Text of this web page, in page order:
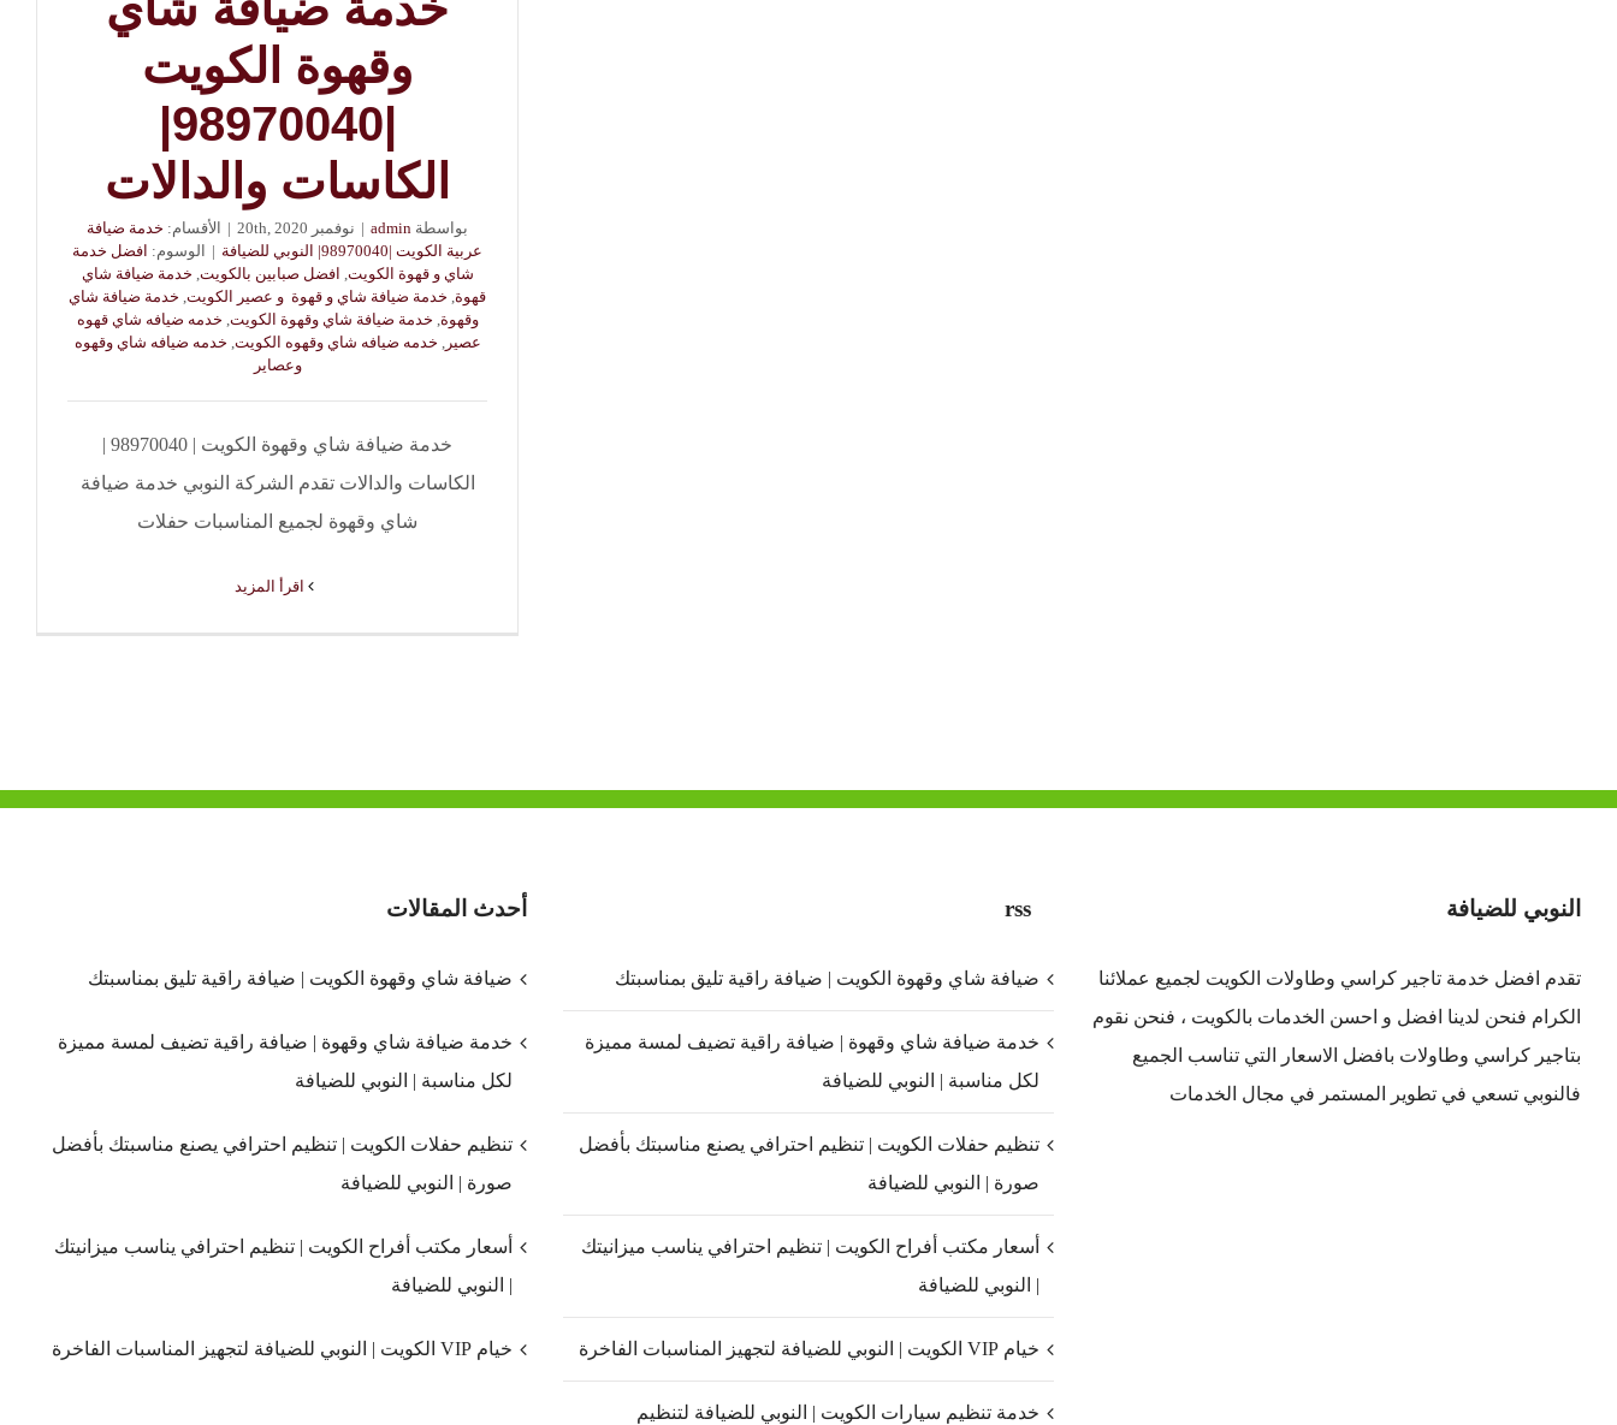
وقهوة الكويت
|98970040|
الكاسات والدالات
بواسطة admin
| نوفمبر 20th, 2020 | الأقسام: خدمة ضيافة
عربية الكويت |98970040| النوبي للضيافة
| الوسوم: افضل خدمة
شاي و قهوة الكويت, افضل صبابين بالكويت, خدمة ضيافة شاي
قهوة, خدمة ضيافة شاي و قهوة و عصير الكويت, خدمة ضيافة شاي
وقهوة, خدمة ضيافة شاي وقهوة الكويت, خدمه ضيافه شاي قهوه
عصير, خدمه ضيافه شاي وقهوه الكويت, خدمه ضيافه شاي وقهوه
وعصاير
خدمة ضيافة شاي وقهوة الكويت | 98970040 |
الكاسات والدالات تقدم الشركة النوبي خدمة ضيافة
شاي وقهوة لجميع المناسبات حفلات
‫اقرأ المزيد
النوبي للضيافة
تقدم افضل خدمة تاجير كراسي وطاولات الكويت لجميع عملائنا
الكرام فنحن لدينا افضل و احسن الخدمات بالكويت ، فنحن نقوم
بتاجير كراسي وطاولات بافضل الاسعار التي تناسب الجميع
فالنوبي تسعي في تطوير المستمر في مجال الخدمات
rss
ضيافة شاي وقهوة الكويت | ضيافة راقية تليق بمناسبتك
خدمة ضيافة شاي وقهوة | ضيافة راقية تضيف لمسة مميزة
لكل مناسبة | النوبي للضيافة
تنظيم حفلات الكويت | تنظيم احترافي يصنع مناسبتك بأفضل
صورة | النوبي للضيافة
أسعار مكتب أفراح الكويت | تنظيم احترافي يناسب ميزانيتك
| النوبي للضيافة
خيام VIP الكويت | النوبي للضيافة لتجهيز المناسبات الفاخرة
خدمة تنظيم سيارات الكويت | النوبي للضيافة لتنظيم
أحدث المقالات
ضيافة شاي وقهوة الكويت | ضيافة راقية تليق بمناسبتك
خدمة ضيافة شاي وقهوة | ضيافة راقية تضيف لمسة مميزة
لكل مناسبة | النوبي للضيافة
تنظيم حفلات الكويت | تنظيم احترافي يصنع مناسبتك بأفضل
صورة | النوبي للضيافة
أسعار مكتب أفراح الكويت | تنظيم احترافي يناسب ميزانيتك
| النوبي للضيافة
خيام VIP الكويت | النوبي للضيافة لتجهيز المناسبات الفاخرة